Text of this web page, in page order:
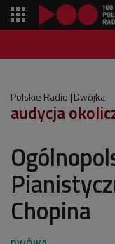
Polskie Radio Dwójka
audycja
Chopina